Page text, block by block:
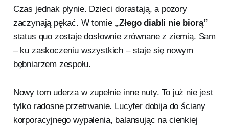
Czas jednak płynie. Dzieci dorastają, a pozory
zaczynają pękać. W tomie „Złego diabli nie biorą”
status quo zostaje dosłownie zrównane z ziemią. Sam
– ku zaskoczeniu wszystkich – staje się nowym
bębniarzem zespołu.
Nowy tom uderza w zupełnie inne nuty. To już nie jest
tylko radosne przetrwanie. Lucyfer dobija do ściany
korporacyjnego wypalenia, balansując na cienkiej